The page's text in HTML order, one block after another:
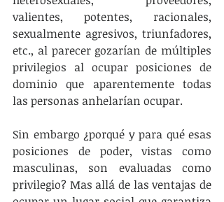
valientes, potentes, racionales,
sexualmente agresivos, triunfadores,
etc., al parecer gozarían de múltiples
privilegios al ocupar posiciones de
dominio que aparentemente todas
las personas anhelarían ocupar.
Sin embargo ¿porqué y para qué esas
posiciones de poder, vistas como
masculinas, son evaluadas como
privilegio? Mas allá de las ventajas de